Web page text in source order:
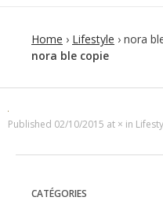
Home › Lifestyle › nora
nora ble copie
Published 02/10/2015 at × in
CATÉGORIES